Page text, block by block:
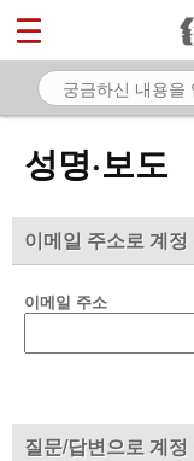
성명·보도
이메일 주소로 계정
이메일 주소
질문/답변으로 계정
마이페이지
소개
- 공지사항
- 성명·보도
부설기관